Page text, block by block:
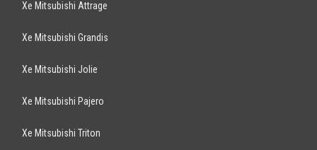
Xe Mitsubishi Attrage
Xe Mitsubishi Grandis
Xe Mitsubishi Jolie
Xe Mitsubishi Pajero
Xe Mitsubishi Triton